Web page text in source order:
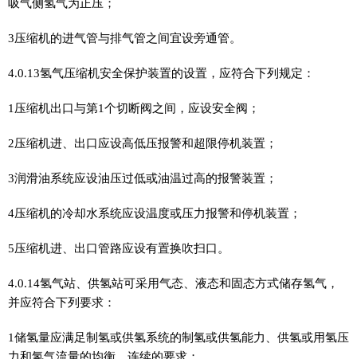
吸气侧氢气为正压；
3压缩机的进气管与排气管之间宜设旁通管。
4.0.13氢气压缩机安全保护装置的设置，应符合下列规定：
1压缩机出口与第1个切断阀之间，应设安全阀；
2压缩机进、出口应设高低压报警和超限停机装置；
3润滑油系统应设油压过低或油温过高的报警装置；
4压缩机的冷却水系统应设温度或压力报警和停机装置；
5压缩机进、出口管路应设有置换吹扫口。
4.0.14氢气站、供氢站可采用气态、液态和固态方式储存氢气，
并应符合下列要求：
1储氢量应满足制氢或供氢系统的制氢或供氢能力、供氢或用氢压
力和氢气流量的均衡、连续的要求；